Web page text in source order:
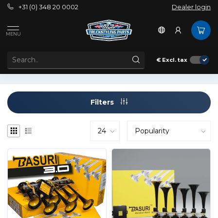
+31 (0) 348 20 0002 Dealer login
MENU
€ Excl. tax
Tags
PRODUCTS TAGGED WITH BASURI BABY SHARK HORN
Filters